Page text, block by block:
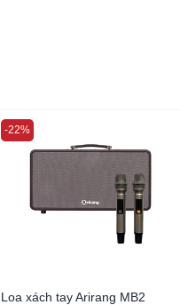
Loa xách tay Arirang MB2
-22%